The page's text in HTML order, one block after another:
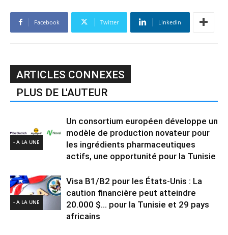
Facebook Twitter Linkedin
ARTICLES CONNEXES
PLUS DE L'AUTEUR
- A LA UNE
Un consortium européen développe un
modèle de production novateur pour
les ingrédients pharmaceutiques
actifs, une opportunité pour la Tunisie
- A LA UNE
Visa B1/B2 pour les États-Unis : La
caution financière peut atteindre
20.000 $… pour la Tunisie et 29 pays
africains